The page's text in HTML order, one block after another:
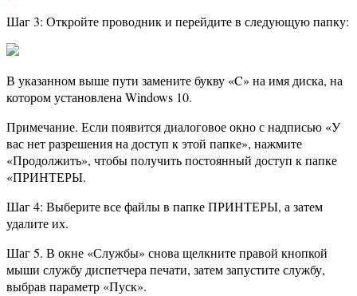
Шаг 3: Откройте проводник и перейдите в следующую папку:
В указанном выше пути замените букву «C» на имя диска, на
котором установлена ​​Windows 10.
Примечание. Если появится диалоговое окно с надписью «У
вас нет разрешения на доступ к этой папке», нажмите
«Продолжить», чтобы получить постоянный доступ к папке
«ПРИНТЕРЫ.
Шаг 4: Выберите все файлы в папке ПРИНТЕРЫ, а затем
удалите их.
Шаг 5. В окне «Службы» снова щелкните правой кнопкой
мыши службу диспетчера печати, затем запустите службу,
выбрав параметр «Пуск».